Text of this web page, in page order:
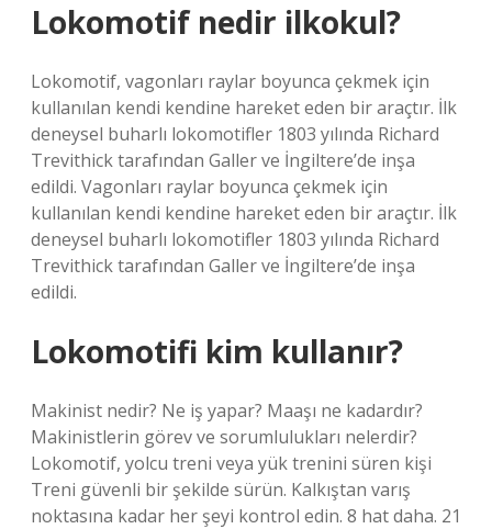
Lokomotif nedir ilkokul?
Lokomotif, vagonları raylar boyunca çekmek için
kullanılan kendi kendine hareket eden bir araçtır. İlk
deneysel buharlı lokomotifler 1803 yılında Richard
Trevithick tarafından Galler ve İngiltere’de inşa
edildi. Vagonları raylar boyunca çekmek için
kullanılan kendi kendine hareket eden bir araçtır. İlk
deneysel buharlı lokomotifler 1803 yılında Richard
Trevithick tarafından Galler ve İngiltere’de inşa
edildi.
Lokomotifi kim kullanır?
Makinist nedir? Ne iş yapar? Maaşı ne kadardır?
Makinistlerin görev ve sorumlulukları nelerdir?
Lokomotif, yolcu treni veya yük trenini süren kişi
Treni güvenli bir şekilde sürün. Kalkıştan varış
noktasına kadar her şeyi kontrol edin. 8 hat daha. 21